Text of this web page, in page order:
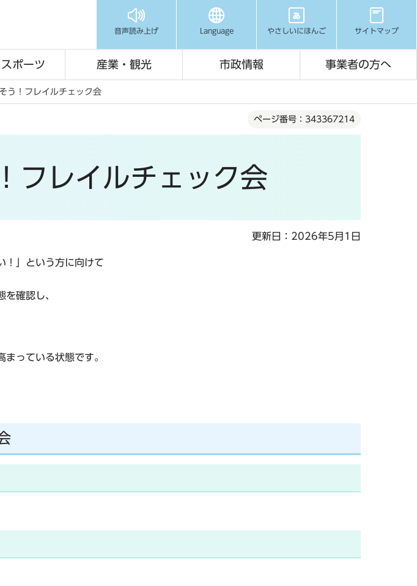
音声読み上げ Language やさしいにほんご サイトマップ
ポーツ 産業・観光 市政情報 事業者の方へ
う！フレイルチェック会
ページ番号：343367214
フレイルチェック会
更新日：2026年5月1日
！」という方に向けて
確認し、
っている状態です。